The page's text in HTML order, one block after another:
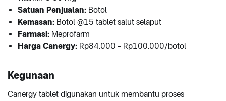
Satuan Penjualan: Botol
Kemasan: Botol @15 tablet salut selaput
Farmasi: Meprofarm
Harga Canergy: Rp84.000 - Rp100.000/botol
Kegunaan
Canergy tablet digunakan untuk membantu proses